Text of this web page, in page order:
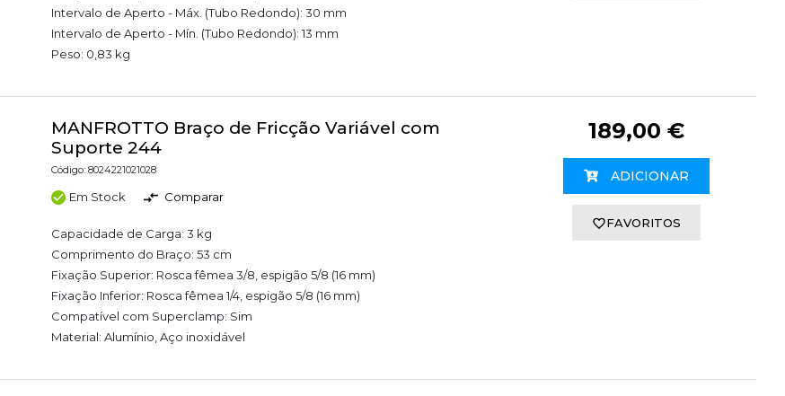
Intervalo de Aperto - Máx. (Tubo Redondo): 30 mm
Intervalo de Aperto - Mín. (Tubo Redondo): 13 mm
Peso: 0,83 kg
MANFROTTO Braço de Fricção Variável com
Suporte 244
Código: 8024221021028
Em Stock Comparar
Capacidade de Carga: 3 kg
Comprimento do Braço: 53 cm
Fixação Superior: Rosca fêmea 3/8, espigão 5/8 (16 mm)
Fixação Inferior: Rosca fêmea 1/4, espigão 5/8 (16 mm)
Compatível com Superclamp: Sim
Material: Alumínio, Aço inoxidável
189,00 €
ADICIONAR
FAVORITOS